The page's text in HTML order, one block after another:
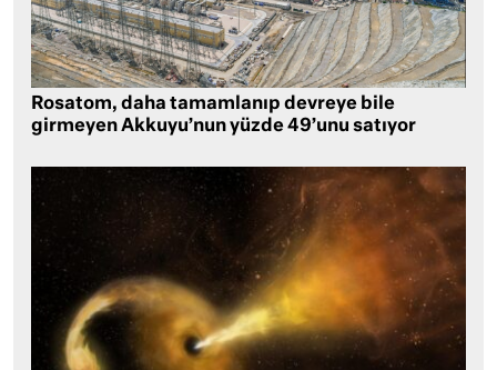
Rosatom, daha tamamlanıp devreye bile
girmeyen Akkuyu’nun yüzde 49’unu satıyor